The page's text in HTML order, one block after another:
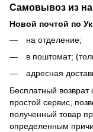
Самовывоз из
Новой почтой по
на отделение;
в поштомат;
адресная
Бесплатный возврат
простой сервис,
полученный товар
определенным